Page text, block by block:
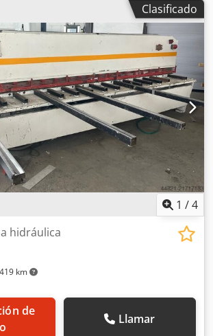
Clasificado
1 /4
km
hidráulica
Llamar